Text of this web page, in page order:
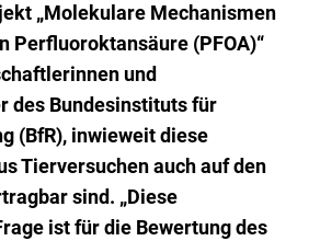
„Molekulare Mechanismen
Perfluoroktansäure (PFOA)“
und
des Bundesinstituts für
(BfR), inwieweit diese
Tierversuchen auch auf den
sind. „Diese
ist für die Bewertung des